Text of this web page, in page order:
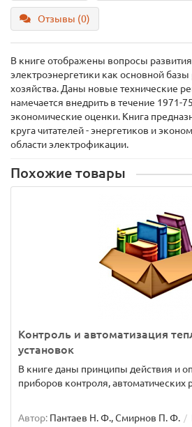
Отзывы (0)
В книге отображены вопросы
электроэнергетики как основной базы
хозяйства. Даны новые технические
намечается внедрить в течение 1971-
экономические оценки. Книга
круга читателей - энергетиков и
области электрофикации.
Похожие товары
Контроль и автоматизация
установок
В книге даны принципы действия и
приборов контроля, автоматических
Автор: Пантаев Н. Ф., Смирнов П. Ф.